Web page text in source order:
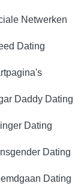
Netwerken
Dating
Daddy Dating
Dating
Dating
Dating